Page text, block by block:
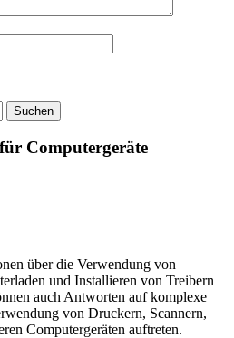
Computergeräte
über die Verwendung von
und Installieren von Treibern
auch Antworten auf komplexe
von Druckern, Scannern,
Computergeräten auftreten.